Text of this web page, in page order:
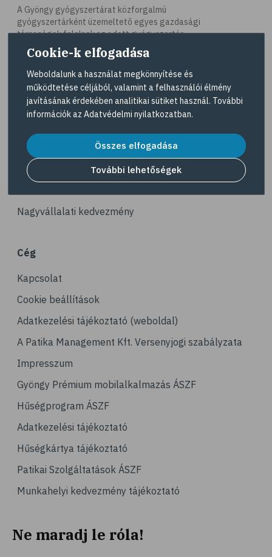
# antioxidáns
# @egeszsegmagazin
# öregedés
# retinol
# fényvédelem
# szauna
# pakolás
# bőrrák
# napozás
# leégés
# szolárium
# köröm
# körömápolás
# fertőtlenítés
# méz
# jód
# szájápolás
# fogápolás
# szájvíz
A Gyöngy gyógyszertárat közforgalmú
gyógyszertárként üzemeltető egyes gazdasági
társaságok felelnek az adott gyógyszertár
működésért. A Gyöngy gyógyszertárak listáját és
elérhetőségeit a Gyógyszertár kereső
tekintheti meg.
Navigáció
Dermokozmetikumok
Gyöngy Patika Magazin
Nagyvállalati kedvezmény
Cég
Kapcsolat
Cookie beállítások
Adatkezelési tájékoztató (weboldal)
A Patika Management Kft. Versenyjogi szabályzata
Impresszum
Gyöngy Prémium mobilalkalmazás ÁSZF
Hűségprogram ÁSZF
Adatkezelési tájékoztató
Hűségkártya tájékoztató
Patikai Szolgáltatások ÁSZF
Munkahelyi kedvezmény tájékoztató
Ne maradj le róla!
Cookie-k elfogadása
Weboldalunk a használat megkönnyítése és
működtetése céljából, valamint a felhasználói élmény
javításának érdekében analitikai sütiket használ. További
információk az Adatvédelmi nyilatkozatban.
Összes elfogadása
További lehetőségek